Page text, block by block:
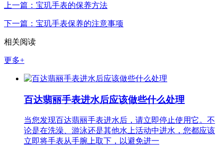
上一篇：宝玑手表的保养方法
下一篇：宝玑手表保养的注意事项
相关阅读
更多+
百达翡丽手表进水后应该做些什么处理
当您发现百达翡丽手表进水后，请立即停止使用它。不
论是在洗澡、游泳还是其他水上活动中进水，您都应该
立即将手表从手腕上取下，以避免进一